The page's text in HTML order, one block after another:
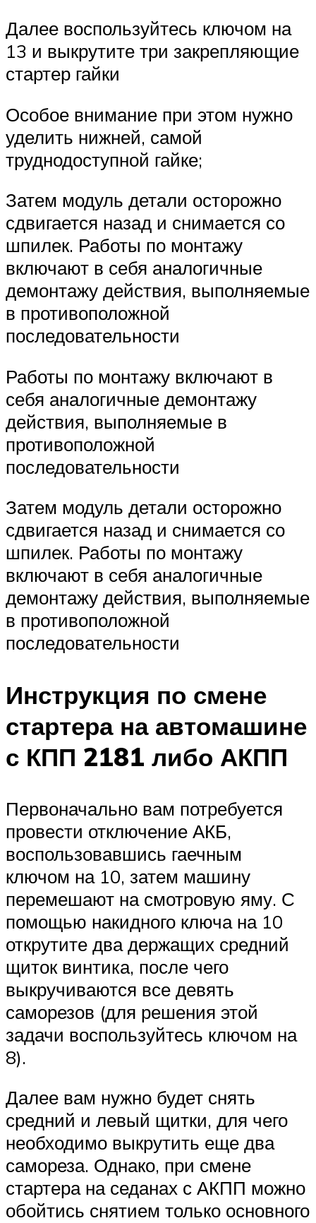
Далее воспользуйтесь ключом на
13 и выкрутите три закрепляющие
стартер гайки
Особое внимание при этом нужно
уделить нижней, самой
труднодоступной гайке;
Затем модуль детали осторожно
сдвигается назад и снимается со
шпилек. Работы по монтажу
включают в себя аналогичные
демонтажу действия, выполняемые
в противоположной
последовательности
Работы по монтажу включают в
себя аналогичные демонтажу
действия, выполняемые в
противоположной
последовательности
Затем модуль детали осторожно
сдвигается назад и снимается со
шпилек. Работы по монтажу
включают в себя аналогичные
демонтажу действия, выполняемые
в противоположной
последовательности
Инструкция по смене
стартера на автомашине
с КПП 2181 либо АКПП
Первоначально вам потребуется
провести отключение АКБ,
воспользовавшись гаечным
ключом на 10, затем машину
перемешают на смотровую яму. С
помощью накидного ключа на 10
открутите два держащих средний
щиток винтика, после чего
выкручиваются все девять
саморезов (для решения этой
задачи воспользуйтесь ключом на
8).
Далее вам нужно будет снять
средний и левый щитки, для чего
необходимо выкрутить еще два
самореза. Однако, при смене
стартера на седанах с АКПП можно
обойтись снятием только основного